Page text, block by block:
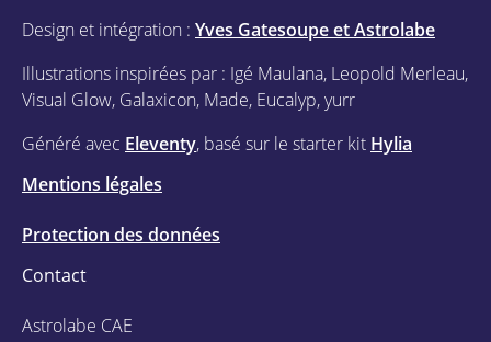
Design et intégration : Yves Gatesoupe et Astrolabe
Illustrations inspirées par : Igé Maulana, Leopold Merleau,
Visual Glow, Galaxicon, Made, Eucalyp, yurr
Généré avec Eleventy, basé sur le starter kit Hylia
Mentions légales
Protection des données
Contact
Astrolabe CAE